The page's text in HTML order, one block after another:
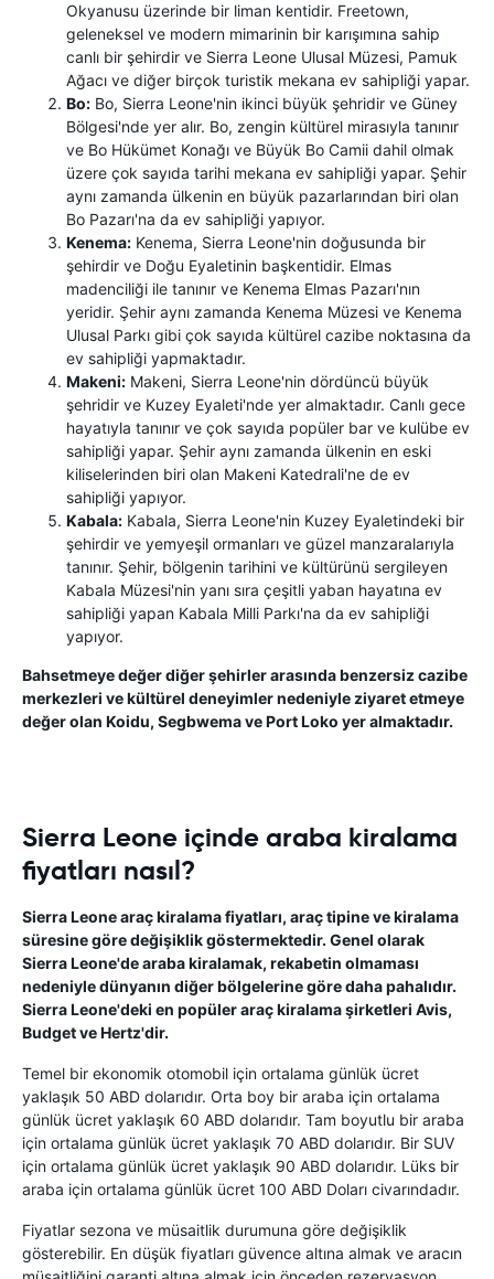
Okyanusu üzerinde bir liman kentidir. Freetown,
geleneksel ve modern mimarinin bir karışımına sahip
canlı bir şehirdir ve Sierra Leone Ulusal Müzesi, Pamuk
Ağacı ve diğer birçok turistik mekana ev sahipliği yapar.
Bo: Bo, Sierra Leone'nin ikinci büyük şehridir ve Güney
Bölgesi'nde yer alır. Bo, zengin kültürel mirasıyla tanınır
ve Bo Hükümet Konağı ve Büyük Bo Camii dahil olmak
üzere çok sayıda tarihi mekana ev sahipliği yapar. Şehir
aynı zamanda ülkenin en büyük pazarlarından biri olan
Bo Pazarı'na da ev sahipliği yapıyor.
Kenema: Kenema, Sierra Leone'nin doğusunda bir
şehirdir ve Doğu Eyaletinin başkentidir. Elmas
madenciliği ile tanınır ve Kenema Elmas Pazarı'nın
yeridir. Şehir aynı zamanda Kenema Müzesi ve Kenema
Ulusal Parkı gibi çok sayıda kültürel cazibe noktasına da
ev sahipliği yapmaktadır.
Makeni: Makeni, Sierra Leone'nin dördüncü büyük
şehridir ve Kuzey Eyaleti'nde yer almaktadır. Canlı gece
hayatıyla tanınır ve çok sayıda popüler bar ve kulübe ev
sahipliği yapar. Şehir aynı zamanda ülkenin en eski
kiliselerinden biri olan Makeni Katedrali'ne de ev
sahipliği yapıyor.
Kabala: Kabala, Sierra Leone'nin Kuzey Eyaletindeki bir
şehirdir ve yemyeşil ormanları ve güzel manzaralarıyla
tanınır. Şehir, bölgenin tarihini ve kültürünü sergileyen
Kabala Müzesi'nin yanı sıra çeşitli yaban hayatına ev
sahipliği yapan Kabala Milli Parkı'na da ev sahipliği
yapıyor.
Bahsetmeye değer diğer şehirler arasında benzersiz cazibe
merkezleri ve kültürel deneyimler nedeniyle ziyaret etmeye
değer olan Koidu, Segbwema ve Port Loko yer almaktadır.
Sierra Leone içinde araba kiralama
fiyatları nasıl?
Sierra Leone araç kiralama fiyatları, araç tipine ve kiralama
süresine göre değişiklik göstermektedir. Genel olarak
Sierra Leone'de araba kiralamak, rekabetin olmaması
nedeniyle dünyanın diğer bölgelerine göre daha pahalıdır.
Sierra Leone'deki en popüler araç kiralama şirketleri Avis,
Budget ve Hertz'dir.
Temel bir ekonomik otomobil için ortalama günlük ücret
yaklaşık 50 ABD dolarıdır. Orta boy bir araba için ortalama
günlük ücret yaklaşık 60 ABD dolarıdır. Tam boyutlu bir araba
için ortalama günlük ücret yaklaşık 70 ABD dolarıdır. Bir SUV
için ortalama günlük ücret yaklaşık 90 ABD dolarıdır. Lüks bir
araba için ortalama günlük ücret 100 ABD Doları civarındadır.
Fiyatlar sezona ve müsaitlik durumuna göre değişiklik
gösterebilir. En düşük fiyatları güvence altına almak ve aracın